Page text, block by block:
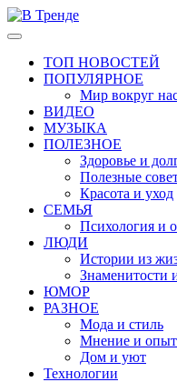
Перейти
к
Основное
ТОП НОВОСТЕЙ
ПОПУЛЯРНОЕ
Мир вокруг
ВИДЕО
МУЗЫКА
ПОЛЕЗНОЕ
Здоровье и
Полезные
Красота и уход
СЕМЬЯ
Психология и
ЛЮДИ
Истории из
Знаменитости
ЮМОР
РАЗНОЕ
Мода и стиль
Мнение и опыт
Дом и уют
Технологии